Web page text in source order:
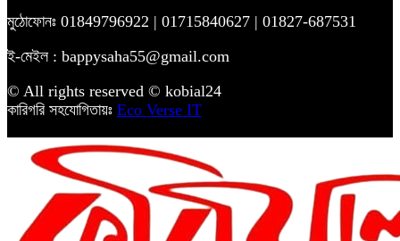
মুঠোফোনঃ 01849796922 | 01715840627 | 01827-687531
ই-মেইল : bappysaha55@gmail.com
© All rights reserved © kobial24
কারিগরি সহযোগিতায়ঃ Eco Verse IT